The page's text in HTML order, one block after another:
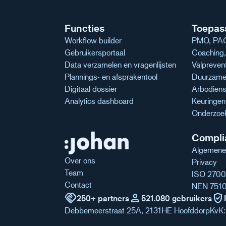
Functies
Workflow builder
Gebruikersportaal
Data verzamelen en vragenlijsten
Plannings- en afsprakentool
Digitaal dossier
Analytics dashboard
PMO,
Over ons
Team
Contact
Privacy
ISO
NEN
handshake250+ partners person 521.080 gebruikers verified_user
Debbemeerstraat 25A, 2131HE Hoofddorp